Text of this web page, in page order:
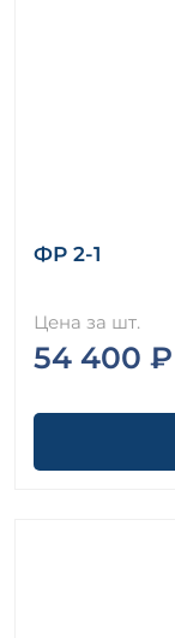
ФР 2-1
Цена за шт.
54 400 ₽